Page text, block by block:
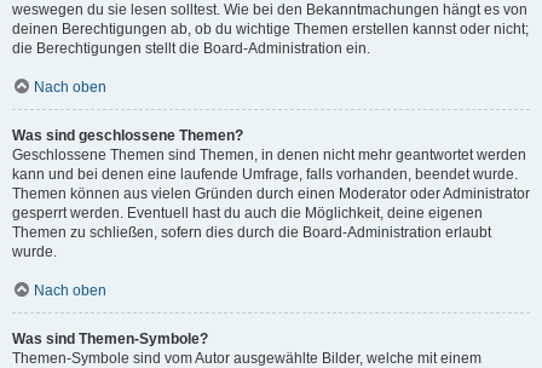
weswegen du sie lesen solltest. Wie bei den Bekanntmachungen hängt es von
deinen Berechtigungen ab, ob du wichtige Themen erstellen kannst oder nicht;
die Berechtigungen stellt die Board-Administration ein.
Nach oben
Was sind geschlossene Themen?
Geschlossene Themen sind Themen, in denen nicht mehr geantwortet werden
kann und bei denen eine laufende Umfrage, falls vorhanden, beendet wurde.
Themen können aus vielen Gründen durch einen Moderator oder Administrator
gesperrt werden. Eventuell hast du auch die Möglichkeit, deine eigenen
Themen zu schließen, sofern dies durch die Board-Administration erlaubt
wurde.
Nach oben
Was sind Themen-Symbole?
Themen-Symbole sind vom Autor ausgewählte Bilder, welche mit einem